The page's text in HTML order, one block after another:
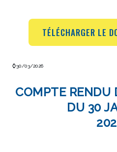
TÉLÉCHARGER LE
⌚30/03/2026
COMPTE RENDU
DU 30